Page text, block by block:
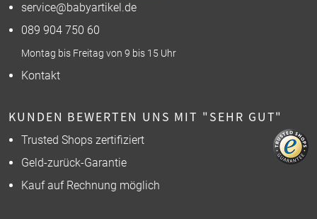
service@babyartikel.de
089 904 750 60
Montag bis Freitag von 9 bis 15 Uhr
Kontakt
KUNDEN BEWERTEN UNS MIT "SEHR GUT"
Trusted Shops zertifiziert
Geld-zurück-Garantie
Kauf auf Rechnung möglich